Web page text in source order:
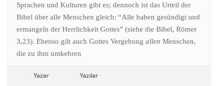
Sprachen und Kulturen gibt es; dennoch ist das Urteil der
Bibel über alle Menschen gleich: “Alle haben gesündigt und
ermangeln der Herrlichkeit Gottes” (siehe die Bibel, Römer
3,23). Ebenso gilt auch Gottes Vergebung allen Menschen,
die zu ihm umkehren
Yazar Yazılar